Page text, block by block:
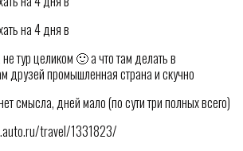
тур целиком 🙂 а что там делать в
друзей промышленная страна и скучно
смысла, дней мало (по сути три полных всего)
travel/1331823/